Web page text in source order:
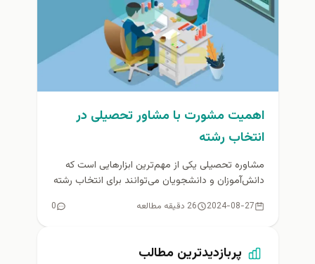
اهمیت مشورت با مشاور تحصیلی در
انتخاب رشته
مشاوره تحصیلی یکی از مهم‌ترین ابزارهایی است که
دانش‌آموزان و دانشجویان می‌توانند برای انتخاب رشته
2024-08-27 26 دقیقه مطالعه 0
پربازدیدترین مطالب